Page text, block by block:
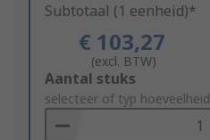
Subtotaal (1 eenheid)*
€ 103,27
(excl. BTW)
Add
to
Basket
Aantal stuks
selecteer of typ hoeveelheid